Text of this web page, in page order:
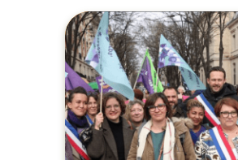
m.com/
l/«
stination des
e.s précaires.